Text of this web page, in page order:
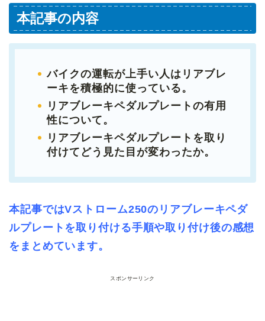
本記事の内容
バイクの運転が上手い人はリアブレ
ーキを積極的に使っている。
リアブレーキペダルプレートの有用
性について。
リアブレーキペダルプレートを取り
付けてどう見た目が変わったか。
本記事ではVストローム250のリアブレーキペダ
ルプレートを取り付ける手順や取り付け後の感想
をまとめています。
スポンサーリンク